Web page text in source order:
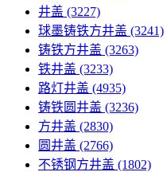
井盖 (3227)
球墨铸铁方井盖 (3241)
铸铁方井盖 (3263)
铁井盖 (3233)
路灯井盖 (4935)
铸铁圆井盖 (3236)
方井盖 (2830)
圆井盖 (2766)
不锈钢方井盖 (1802)